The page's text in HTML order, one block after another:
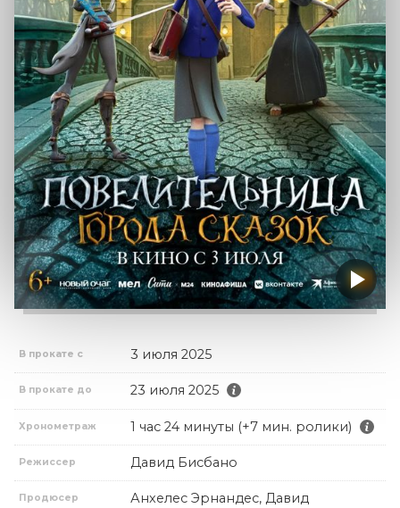
В прокате с 3 июля 2025
В прокате до 23 июля 2025
Хронометраж 1 час 24 минуты (+7 мин. ролики)
Режиссер Давид Бисбано
Продюсер
Анхелес Эрнандес, Давид